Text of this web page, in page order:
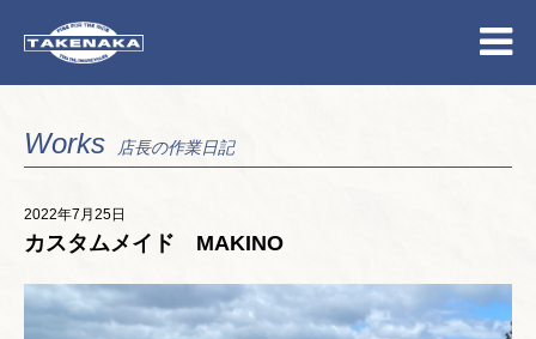
Works 店長の作業日記
2022年7月25日
カスタムメイド MAKINO